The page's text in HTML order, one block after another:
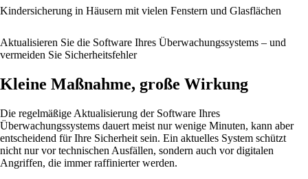
Kindersicherung in Häusern mit vielen Fenstern und Glasflächen
Aktualisieren Sie die Software Ihres Überwachungssystems – und
vermeiden Sie Sicherheitsfehler
Kleine Maßnahme, große Wirkung
Die regelmäßige Aktualisierung der Software Ihres
Überwachungssystems dauert meist nur wenige Minuten, kann aber
entscheidend für Ihre Sicherheit sein. Ein aktuelles System schützt
nicht nur vor technischen Ausfällen, sondern auch vor digitalen
Angriffen, die immer raffinierter werden.